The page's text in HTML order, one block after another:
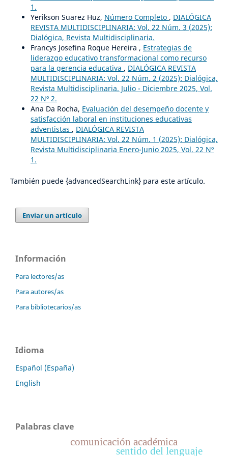
1.
Yerikson Suarez Huz, Número Completo , DIALÓGICA
REVISTA MULTIDISCIPLINARIA: Vol. 22 Núm. 3 (2025):
Dialógica, Revista Multidisciplinaria.
Francys Josefina Roque Hereira , Estrategias de
liderazgo educativo transformacional como recurso
para la gerencia educativa , DIALÓGICA REVISTA
MULTIDISCIPLINARIA: Vol. 22 Núm. 2 (2025): Dialógica,
Revista Multidisciplinaria. Julio - Diciembre 2025, Vol.
22 Nº 2.
Ana Da Rocha, Evaluación del desempeño docente y
satisfacción laboral en instituciones educativas
adventistas , DIALÓGICA REVISTA
MULTIDISCIPLINARIA: Vol. 22 Núm. 1 (2025): Dialógica,
Revista Multidisciplinaria Enero-Junio 2025, Vol. 22 Nº
1.
También puede {advancedSearchLink} para este artículo.
Enviar un artículo
Información
Para lectores/as
Para autores/as
Para bibliotecarios/as
Idioma
Español (España)
English
Palabras clave
sentido del lenguaje
comunicación académica